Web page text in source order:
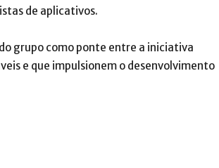
de aplicativos.
grupo como ponte entre a iniciativa
e que impulsionem o desenvolvimento